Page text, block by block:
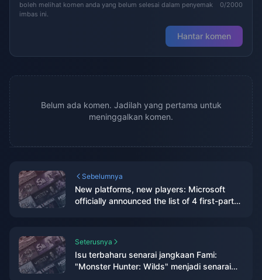
boleh melihat komen anda yang belum selesai dalam penyemak
imbas ini.
0/2000
Hantar komen
Belum ada komen. Jadilah yang pertama untuk
meninggalkan komen.
Sebelumnya
New platforms, new players: Microsoft
officially announced the list of 4 first-party
Seterusnya
Isu terbaharu senarai jangkaan Fami:
"Monster Hunter: Wilds" menjadi senarai